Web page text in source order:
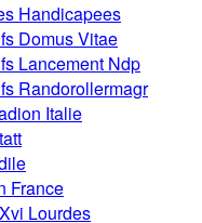
Handicapees
Domus Vitae
Lancement Ndp
Randorollermagr
Italie
France
Lourdes